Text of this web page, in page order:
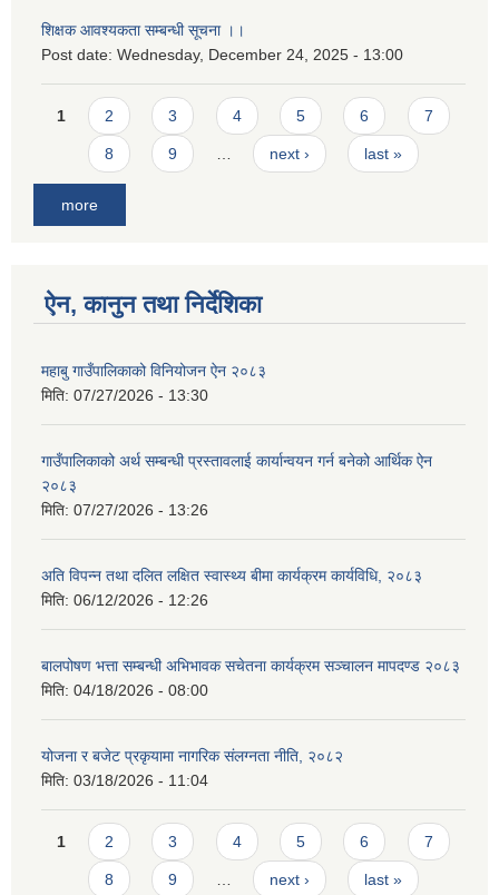
शिक्षक आवश्यकता सम्बन्धी सूचना ।।
Post date: Wednesday, December 24, 2025 - 13:00
Pages
1 2 3 4 5 6 7
8 9 next › last »
more
ऐन, कानुन तथा निर्देशिका
महाबु गाउँपालिकाको विनियोजन ऐन २०८३
मिति: 07/27/2026 - 13:30
गाउँपालिकाको अर्थ सम्बन्धी प्रस्तावलाई कार्यान्वयन गर्न बनेको आर्थिक ऐन
२०८३
मिति: 07/27/2026 - 13:26
अति विपन्न तथा दलित लक्षित स्वास्थ्य बीमा कार्यक्रम कार्यविधि, २०८३
मिति: 06/12/2026 - 12:26
बालपोषण भत्ता सम्बन्धी अभिभावक सचेतना कार्यक्रम सञ्चालन मापदण्ड २०८३
मिति: 04/18/2026 - 08:00
योजना र बजेट प्रकृयामा नागरिक संलग्नता नीति, २०८२
मिति: 03/18/2026 - 11:04
Pages
1 2 3 4 5 6 7
8 9 next › last »